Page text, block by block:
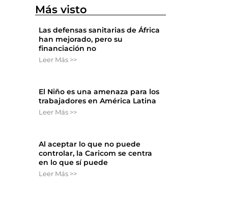
Más visto
Las defensas sanitarias de África
han mejorado, pero su
financiación no
Leer Más >>
El Niño es una amenaza para los
trabajadores en América Latina
Leer Más >>
Al aceptar lo que no puede
controlar, la Caricom se centra
en lo que sí puede
Leer Más >>